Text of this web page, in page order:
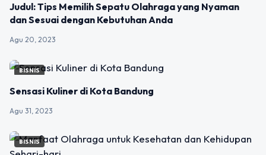
Judul: Tips Memilih Sepatu Olahraga yang Nyaman
dan Sesuai dengan Kebutuhan Anda
Agu 20, 2023
BISNIS
Sensasi Kuliner di Kota Bandung
Agu 31, 2023
BISNIS